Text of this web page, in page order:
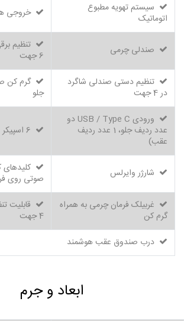
سیستم تهویه مطبوع
اتوماتیک خروجی
صندلی چرمی تنظیم
6 جهت
تنظیم دستی صندلی شاگرد
در 4 جهت
گرم کن
جلو
ورودی USB / Type C دو
عدد ردیف جلو، 1 عدد ردیف
عقب)
شارژر وایرلس
صوتی روی
غربیلک فرمان چرمی به همراه
گرم کن
قابلیت
4 جهت
درب صندوق عقب هوشمند
ابعاد و جرم